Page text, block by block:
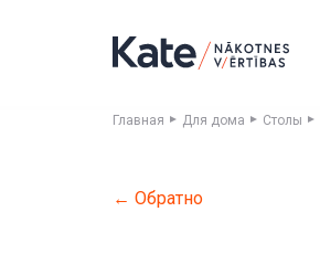
Главная Для дома Столы
← Обратно